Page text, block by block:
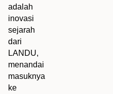
adalah
inovasi
sejarah
dari
LANDU,
menandai
masuknya
ke